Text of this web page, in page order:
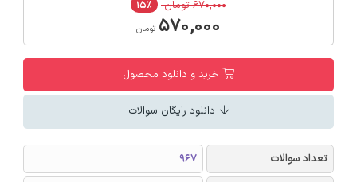
۶۷۰,۰۰۰ تومان ۱۵٪
۵۷۰,۰۰۰ تومان
خرید و دانلود محصول
دانلود رایگان سوالات
تعداد سوالات
967